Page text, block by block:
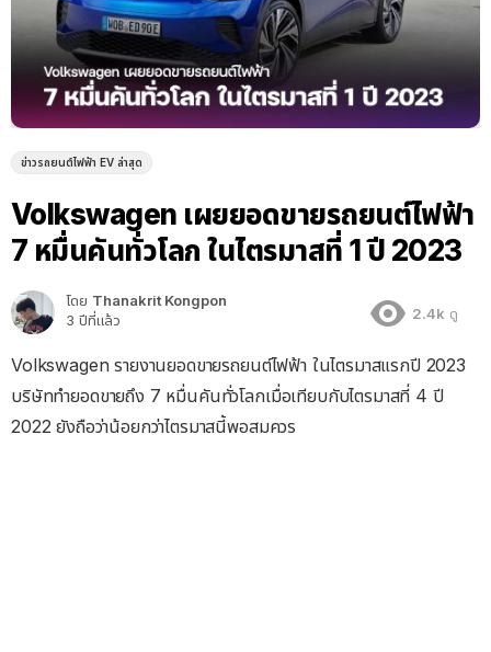
ข่าวรถยนต์ไฟฟ้า EV ล่าสุด
Volkswagen เผยยอดขายรถยนต์ไฟฟ้า
7 หมื่นคันทั่วโลก ในไตรมาสที่ 1 ปี 2023
โดย Thanakrit Kongpon
3 ปีที่แล้ว
2.4k ดู
Volkswagen รายงานยอดขายรถยนต์ไฟฟ้า ในไตรมาสแรกปี 2023
บริษัททำยอดขายถึง 7 หมื่นคันทั่วโลกเมื่อเทียบกับไตรมาสที่ 4 ปี
2022 ยังถือว่าน้อยกว่าไตรมาสนี้พอสมควร